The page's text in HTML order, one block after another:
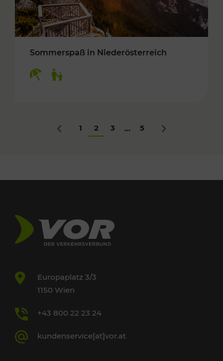
Sommerspaß in Niederösterreich
Zurück
1 2 3 ... 5 Nächstes
Europaplatz 3/3
1150 Wien
+43 800 22 23 24
kundenservice[at]vor.at